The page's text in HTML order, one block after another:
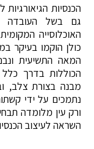
הכנסיות
גם בשל העובדה
האוכלוסייה
כולן הוקמו בעיקר
המאה התשיעית
הכוללות בדרך
מבנה בצורת צלב,
נתמכים על ידי
ורק עין מלומדה
השראה לעיצוב